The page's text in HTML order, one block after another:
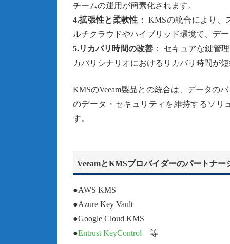
チームの運用が簡素化されます。
4.拡張性と柔軟性 ： KMSの統合により
ルチクラウドやハイブリッド環境で、デ
5.リカバリ時間の改善 ： セキュアな鍵管
カバリシナリオにおけるリカバリ時間が
KMSのVeeam製品との統合は、データの
のデータ・セキュリティを維持するソリ
す。
VeeamとKMSプロバイダーのパートナー
●AWS KMS
●Azure Key Vault
●Google Cloud KMS
●Entrust KeyControl 等